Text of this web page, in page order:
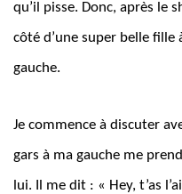
qu’il pisse. Donc, après le
côté d’une super belle fille
gauche.
Je commence à discuter
gars à ma gauche me
lui. Il me dit : « Hey, t’as